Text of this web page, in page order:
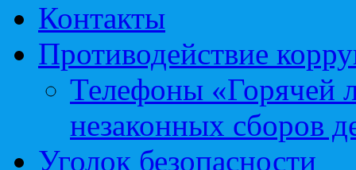
Контакты
Противодействие
Телефоны «Горячей
незаконных сборов
Уголок безопасности